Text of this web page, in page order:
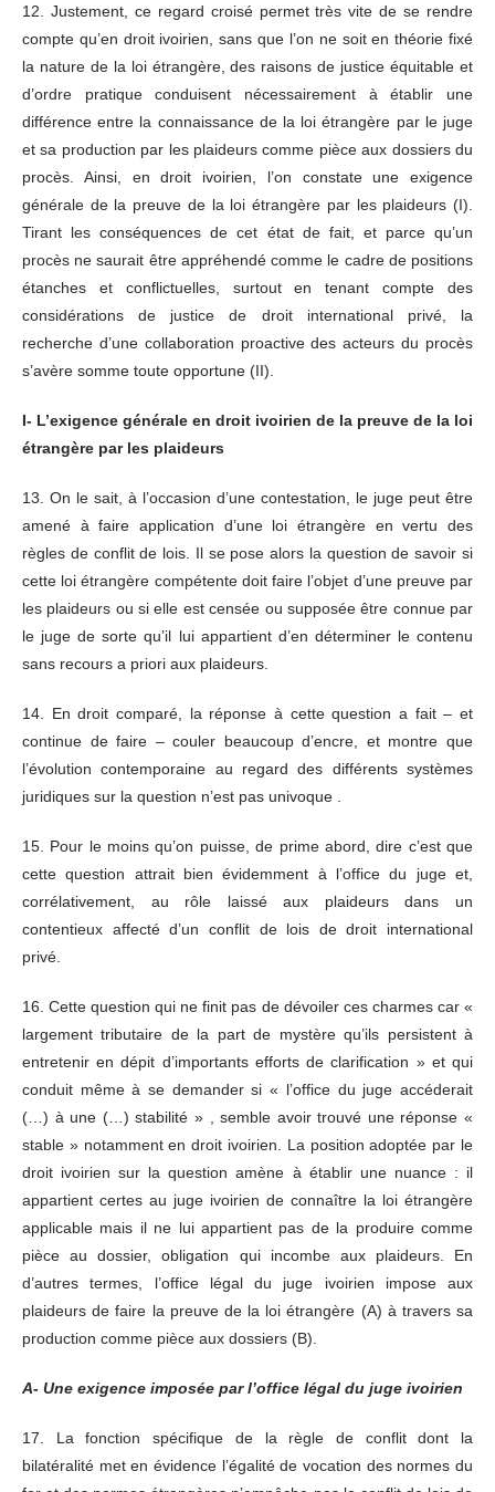
12. Justement, ce regard croisé permet très vite de se rendre
compte qu’en droit ivoirien, sans que l’on ne soit en théorie fixé
la nature de la loi étrangère, des raisons de justice équitable et
d’ordre pratique conduisent nécessairement à établir une
différence entre la connaissance de la loi étrangère par le juge
et sa production par les plaideurs comme pièce aux dossiers du
procès. Ainsi, en droit ivoirien, l’on constate une exigence
générale de la preuve de la loi étrangère par les plaideurs (I).
Tirant les conséquences de cet état de fait, et parce qu’un
procès ne saurait être appréhendé comme le cadre de positions
étanches et conflictuelles, surtout en tenant compte des
considérations de justice de droit international privé, la
recherche d’une collaboration proactive des acteurs du procès
s’avère somme toute opportune (II).
I- L’exigence générale en droit ivoirien de la preuve de la loi
étrangère par les plaideurs
13. On le sait, à l’occasion d’une contestation, le juge peut être
amené à faire application d’une loi étrangère en vertu des
règles de conflit de lois. Il se pose alors la question de savoir si
cette loi étrangère compétente doit faire l’objet d’une preuve par
les plaideurs ou si elle est censée ou supposée être connue par
le juge de sorte qu’il lui appartient d’en déterminer le contenu
sans recours a priori aux plaideurs.
14. En droit comparé, la réponse à cette question a fait – et
continue de faire – couler beaucoup d’encre, et montre que
l’évolution contemporaine au regard des différents systèmes
juridiques sur la question n’est pas univoque .
15. Pour le moins qu’on puisse, de prime abord, dire c’est que
cette question attrait bien évidemment à l’office du juge et,
corrélativement, au rôle laissé aux plaideurs dans un
contentieux affecté d’un conflit de lois de droit international
privé.
16. Cette question qui ne finit pas de dévoiler ces charmes car «
largement tributaire de la part de mystère qu’ils persistent à
entretenir en dépit d’importants efforts de clarification » et qui
conduit même à se demander si « l’office du juge accéderait
(…) à une (…) stabilité » , semble avoir trouvé une réponse «
stable » notamment en droit ivoirien. La position adoptée par le
droit ivoirien sur la question amène à établir une nuance : il
appartient certes au juge ivoirien de connaître la loi étrangère
applicable mais il ne lui appartient pas de la produire comme
pièce au dossier, obligation qui incombe aux plaideurs. En
d’autres termes, l’office légal du juge ivoirien impose aux
plaideurs de faire la preuve de la loi étrangère (A) à travers sa
production comme pièce aux dossiers (B).
A- Une exigence imposée par l’office légal du juge ivoirien
17. La fonction spécifique de la règle de conflit dont la
bilatéralité met en évidence l’égalité de vocation des normes du